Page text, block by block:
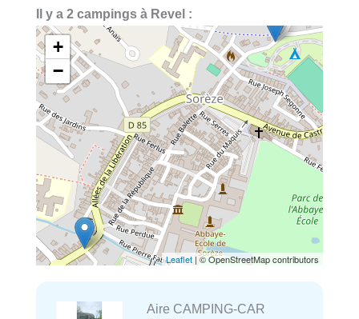
Il y a 2 campings à Revel :
+
−
Leaflet | © OpenStreetMap contributors
Aire CAMPING-CAR